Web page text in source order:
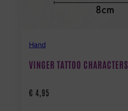
Hand
VINGER TATTOO CHARACTERS
€ 4,95